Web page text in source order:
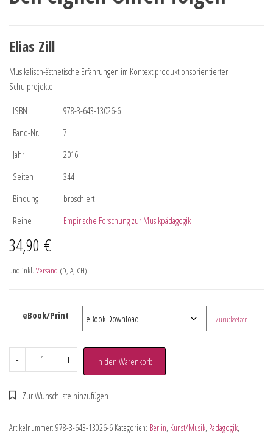
Elias Zill
Musikalisch-ästhetische Erfahrungen im Kontext produktionsorientierter
Schulprojekte
ISBN
978-3-643-13026-6
Band-Nr.
7
Jahr
2016
Seiten
344
Bindung
broschiert
Reihe
Empirische Forschung zur Musikpädagogik
34,90 €
und inkl. Versand (D, A, CH)
eBook/Print Zurücksetzen
- + In den Warenkorb
Artikelnummer: 978-3-643-13026-6 Kategorien: Berlin, Kunst/Musik, Pädagogik,